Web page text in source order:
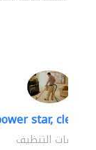
star,
خدمات التنظيف